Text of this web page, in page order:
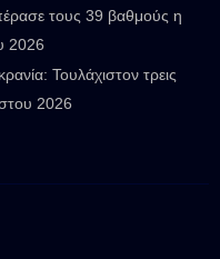
τους 39 βαθμούς η
2026
Τουλάχιστον τρεις
2026